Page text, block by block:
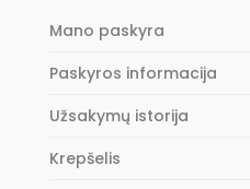
Mano paskyra
Paskyros informacija
Užsakymų istorija
Krepšelis